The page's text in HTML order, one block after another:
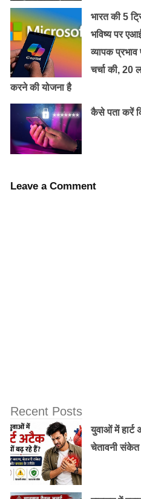
बैंक क्लर्क के लिए आवेदन के
जरुरी :
बैंक क्लर्क के लिए आवेदन करना
चाहिए। age limit में OBC को 3
विकलांग को 10 वर्ष की छुट हैं।
आदि के लिए छुट का प्रावधान हैं ।
जानकारी
आईबीपीएस भारत में राष्ट्रीकृत
से भी जानते हैं में भर्ती के लिए
भारत की 5
भविष्य पर
व्यापक
चर्चा की, 20
करने की योजना है
कैसे पता करें
Leave a Comment
Recent Posts
युवाओं में
चेतावनी